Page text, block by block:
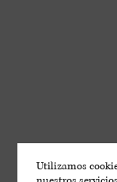
Utilizamos